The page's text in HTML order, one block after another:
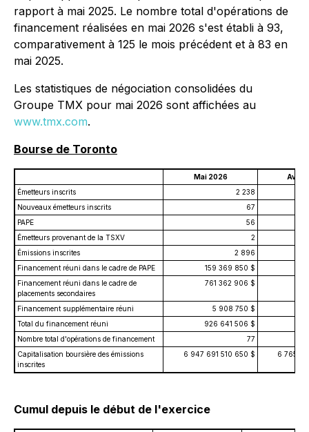
rapport à mai 2025. Le nombre total d'opérations de
financement réalisées en mai 2026 s'est établi à 93,
comparativement à 125 le mois précédent et à 83 en
mai 2025.
Les statistiques de négociation consolidées du
Groupe TMX pour mai 2026 sont affichées au
www.tmx.com.
Bourse de Toronto
Mai 2026
Avril
Émetteurs inscrits
2 238
Nouveaux émetteurs inscrits
67
PAPE
56
Émetteurs provenant de la TSXV
2
Émissions inscrites
2 896
Financement réuni dans le cadre de PAPE
159 369 850 $
Financement réuni dans le cadre de
placements secondaires
761 362 906 $
Financement supplémentaire réuni 5 908 750 $
Total du financement réuni
926 641 506 $
Nombre total d'opérations de financement
77
Capitalisation boursière des émissions
inscrites
6 947 691 510 650 $ 6 765
Cumul depuis le début de l'exercice